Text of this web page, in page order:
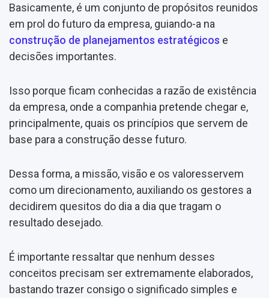
Basicamente, é um conjunto de propósitos reunidos
em prol do futuro da empresa, guiando-a na
construção de planejamentos estratégicos e
decisões importantes.
Isso porque ficam conhecidas a razão de existência
da empresa, onde a companhia pretende chegar e,
principalmente, quais os princípios que servem de
base para a construção desse futuro.
Dessa forma, a missão, visão e os valoresservem
como um direcionamento, auxiliando os gestores a
decidirem quesitos do dia a dia que tragam o
resultado desejado.
É importante ressaltar que nenhum desses
conceitos precisam ser extremamente elaborados,
bastando trazer consigo o significado simples e